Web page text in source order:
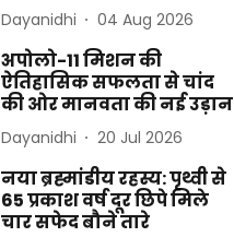
Dayanidhi 04 Aug 2026
अपोलो-11 मिशन की
ऐतिहासिक सफलता से चांद
की ओर मानवता की नई उड़ान
Dayanidhi 20 Jul 2026
नया ब्रह्मांडीय रहस्य: पृथ्वी से
65 प्रकाश वर्ष दूर छिपे मिले
चार सफेद बौने तारे